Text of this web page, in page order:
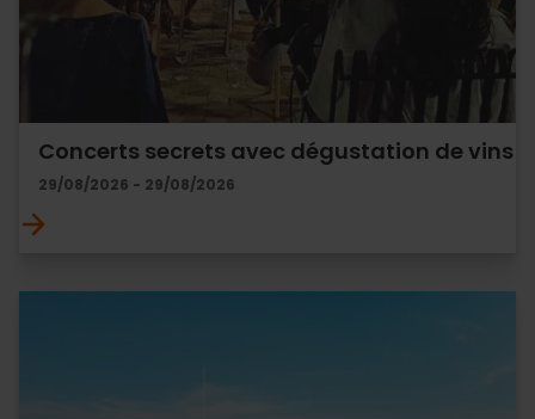
Concerts secrets avec dégustation de vins
29/08/2026 - 29/08/2026